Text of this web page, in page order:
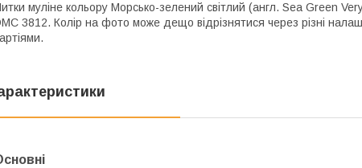
муліне кольору Морсько-зелений світлий (англ. Sea Green
3812. Колір на фото може дещо відрізнятися через різні